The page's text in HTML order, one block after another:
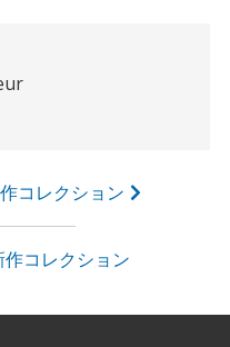
コレクション
コレクション